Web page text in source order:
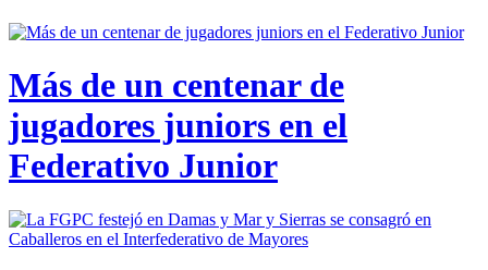
Más de un centenar de
jugadores juniors en el
Federativo Junior